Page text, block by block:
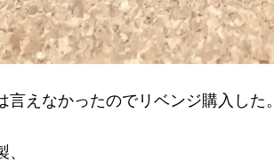
えなかったのでリベンジ購入した。